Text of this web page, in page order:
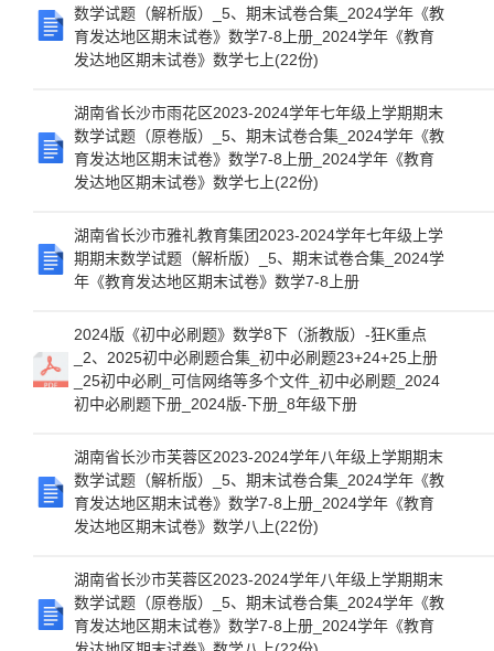
数学试题（解析版）_5、期末试卷合集_2024学年《教
育发达地区期末试卷》数学7-8上册_2024学年《教育
发达地区期末试卷》数学七上(22份)
湖南省长沙市雨花区2023-2024学年七年级上学期期末
数学试题（原卷版）_5、期末试卷合集_2024学年《教
育发达地区期末试卷》数学7-8上册_2024学年《教育
发达地区期末试卷》数学七上(22份)
湖南省长沙市雅礼教育集团2023-2024学年七年级上学
期期末数学试题（解析版）_5、期末试卷合集_2024学
年《教育发达地区期末试卷》数学7-8上册
2024版《初中必刷题》数学8下（浙教版）-狂K重点
_2、2025初中必刷题合集_初中必刷题23+24+25上册
_25初中必刷_可信网络等多个文件_初中必刷题_2024
初中必刷题下册_2024版-下册_8年级下册
湖南省长沙市芙蓉区2023-2024学年八年级上学期期末
数学试题（解析版）_5、期末试卷合集_2024学年《教
育发达地区期末试卷》数学7-8上册_2024学年《教育
发达地区期末试卷》数学八上(22份)
湖南省长沙市芙蓉区2023-2024学年八年级上学期期末
数学试题（原卷版）_5、期末试卷合集_2024学年《教
育发达地区期末试卷》数学7-8上册_2024学年《教育